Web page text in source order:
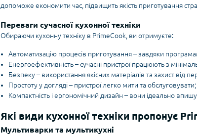
допоможе економити час, підвищить якість приготування
Переваги сучасної кухонної техніки
Обираючи кухонну техніку в PrimeCook, ви отримуєте:
Автоматизацію процесів приготування – завдяки
Енергоефективність – сучасні пристрої працюють з
Безпеку – використання якісних матеріалів та захист від
Простоту у догляді – пристрої легко мити та обслуговувати;
Компактність і ергономічний дизайн – вони ідеально
Які види кухонної техніки пропонує
Мультиварки та мультикухні